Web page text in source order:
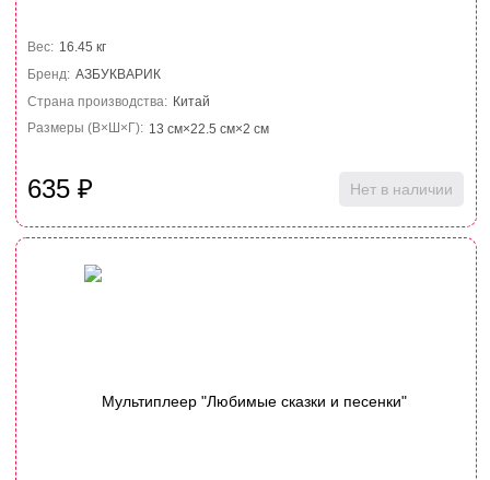
Вес: 16.45 кг
Бренд: АЗБУКВАРИК
Страна производства: Китай
Размеры (В×Ш×Г): 13 см×22.5 см×2 см
635₽ Нет в наличии